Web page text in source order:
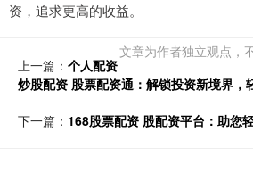
资，追求更高的收益。
文章为作者独立观点，
上一篇： 个人配资
炒股配资 股票配资通：解锁投资新境界，
下一篇： 168股票配资 股配资平台：助您